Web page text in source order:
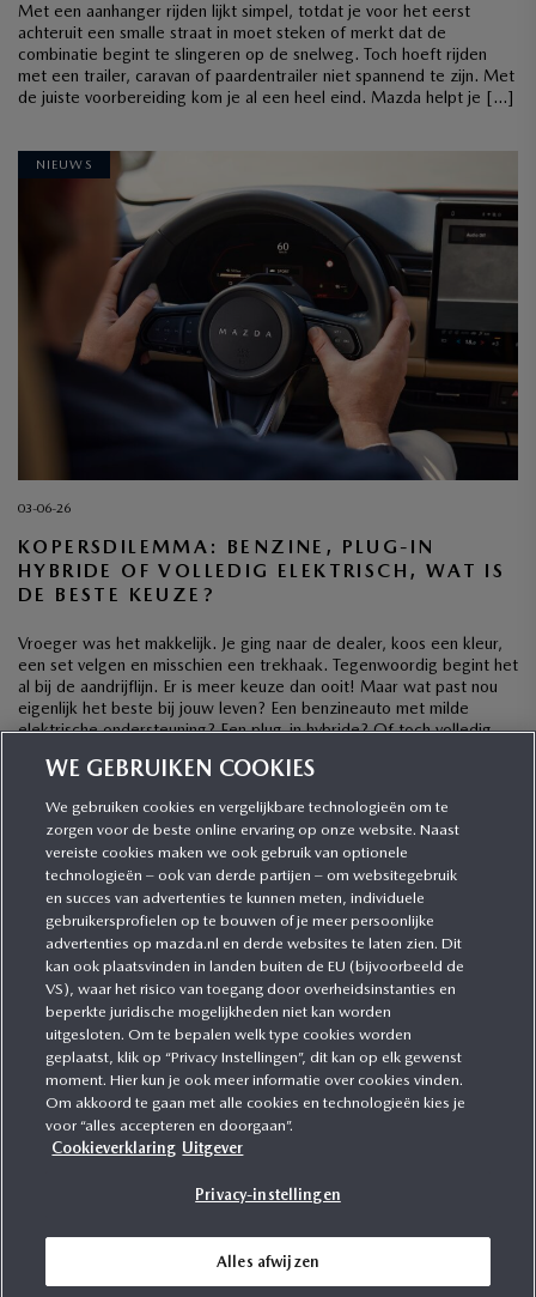
Met een aanhanger rijden lijkt simpel, totdat je voor het eerst
achteruit een smalle straat in moet steken of merkt dat de
combinatie begint te slingeren op de snelweg. Toch hoeft rijden
met een trailer, caravan of paardentrailer niet spannend te zijn. Met
de juiste voorbereiding kom je al een heel eind. Mazda helpt je […]
NIEUWS
03-06-26
KOPERSDILEMMA: BENZINE, PLUG-IN
HYBRIDE OF VOLLEDIG ELEKTRISCH, WAT IS
DE BESTE KEUZE?
Vroeger was het makkelijk. Je ging naar de dealer, koos een kleur,
een set velgen en misschien een trekhaak. Tegenwoordig begint het
al bij de aandrijflijn. Er is meer keuze dan ooit! Maar wat past nou
eigenlijk het beste bij jouw leven? Een benzineauto met milde
elektrische ondersteuning? Een plug-in hybride? Of toch volledig
CATEGORIEËN
MEER INFORMATIE
MEER ERVAREN
MAZDA VOLGEN
WE GEBRUIKEN COOKIES
We gebruiken cookies en vergelijkbare technologieën om te
zorgen voor de beste online ervaring op onze website. Naast
vereiste cookies maken we ook gebruik van optionele
technologieën – ook van derde partijen – om websitegebruik
en succes van advertenties te kunnen meten, individuele
gebruikersprofielen op te bouwen of je meer persoonlijke
advertenties op mazda.nl en derde websites te laten zien. Dit
kan ook plaatsvinden in landen buiten de EU (bijvoorbeeld de
VS), waar het risico van toegang door overheidsinstanties en
beperkte juridische mogelijkheden niet kan worden
uitgesloten. Om te bepalen welk type cookies worden
geplaatst, klik op “Privacy Instellingen”, dit kan op elk gewenst
moment. Hier kun je ook meer informatie over cookies vinden.
Om akkoord te gaan met alle cookies en technologieën kies je
voor “alles accepteren en doorgaan”.
Cookieverklaring Uitgever
Privacy-instellingen
Alles afwijzen